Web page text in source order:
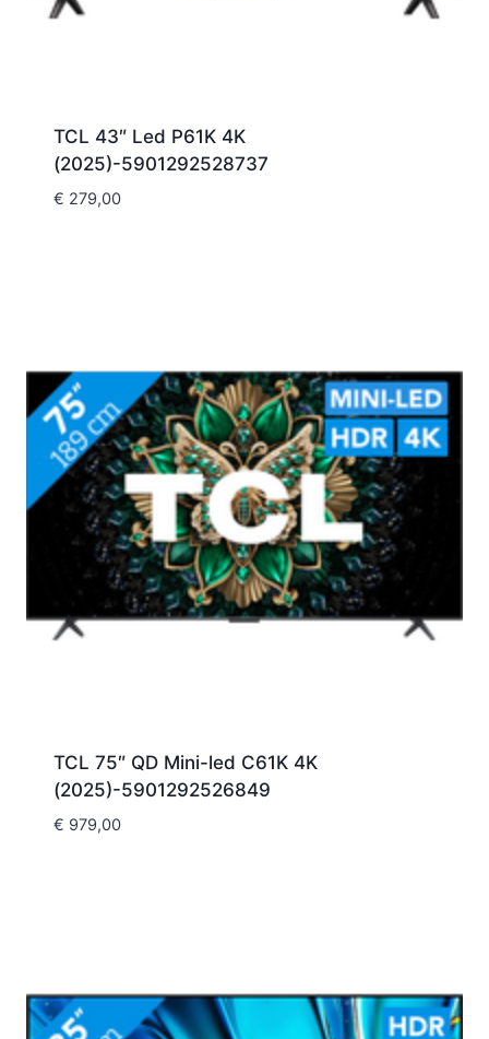
TCL 43″ Led P61K 4K
(2025)-5901292528737
€ 279,00
TCL 75″ QD Mini-led C61K 4K
(2025)-5901292526849
€ 979,00